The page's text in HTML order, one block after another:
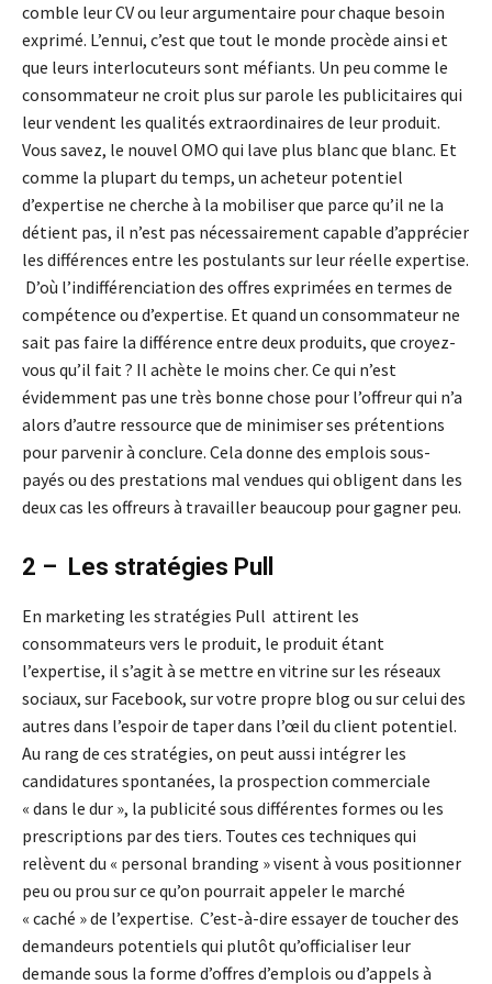
comble leur CV ou leur argumentaire pour chaque besoin
exprimé. L’ennui, c’est que tout le monde procède ainsi et
que leurs interlocuteurs sont méfiants. Un peu comme le
consommateur ne croit plus sur parole les publicitaires qui
leur vendent les qualités extraordinaires de leur produit.
Vous savez, le nouvel OMO qui lave plus blanc que blanc. Et
comme la plupart du temps, un acheteur potentiel
d’expertise ne cherche à la mobiliser que parce qu’il ne la
détient pas, il n’est pas nécessairement capable d’apprécier
les différences entre les postulants sur leur réelle expertise.
D’où l’indifférenciation des offres exprimées en termes de
compétence ou d’expertise. Et quand un consommateur ne
sait pas faire la différence entre deux produits, que croyez-
vous qu’il fait ? Il achète le moins cher. Ce qui n’est
évidemment pas une très bonne chose pour l’offreur qui n’a
alors d’autre ressource que de minimiser ses prétentions
pour parvenir à conclure. Cela donne des emplois sous-
payés ou des prestations mal vendues qui obligent dans les
deux cas les offreurs à travailler beaucoup pour gagner peu.
2 – Les stratégies Pull
En marketing les stratégies Pull attirent les
consommateurs vers le produit, le produit étant
l’expertise, il s’agit à se mettre en vitrine sur les réseaux
sociaux, sur Facebook, sur votre propre blog ou sur celui des
autres dans l’espoir de taper dans l’œil du client potentiel.
Au rang de ces stratégies, on peut aussi intégrer les
candidatures spontanées, la prospection commerciale
« dans le dur », la publicité sous différentes formes ou les
prescriptions par des tiers. Toutes ces techniques qui
relèvent du « personal branding » visent à vous positionner
peu ou prou sur ce qu’on pourrait appeler le marché
« caché » de l’expertise. C’est-à-dire essayer de toucher des
demandeurs potentiels qui plutôt qu’officialiser leur
demande sous la forme d’offres d’emplois ou d’appels à